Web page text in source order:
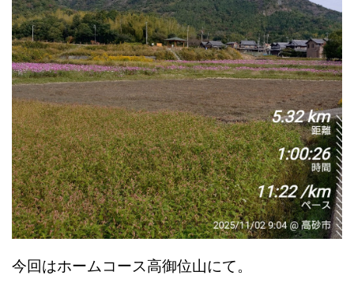
今回はホームコース高御位山にて。